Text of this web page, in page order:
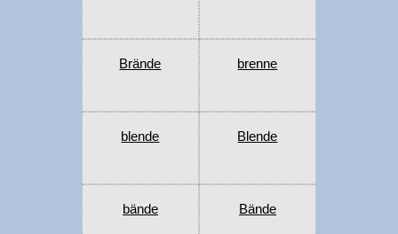
Brände brenne
blende Blende
bände Bände